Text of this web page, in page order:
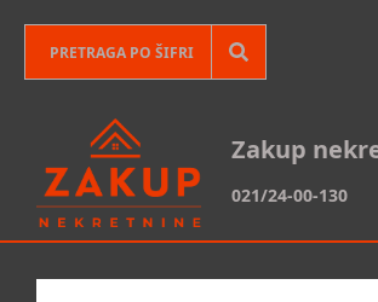
Zakup
021/24-00-130